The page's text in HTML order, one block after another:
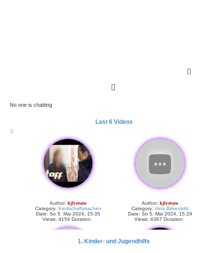
No one is chatting
Last 6 Videos
Author: kjh-mov
Category: Kindschaftssachen
Date: So 5. Mai 2024, 15:35
Views: 4154 Duration:
Author: kjh-mov
Category: Vera Birkenbihl
Date: So 5. Mai 2024, 15:29
Views: 4367 Duration:
1. Kinder- und Jugendhilfe